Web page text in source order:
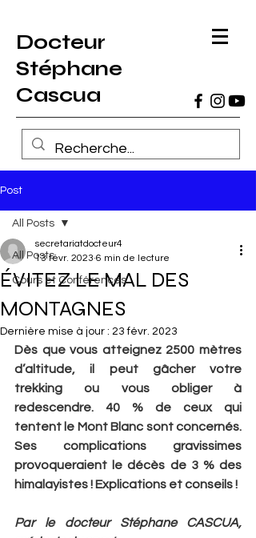
Docteur
Stéphane
Cascua
Post
All Posts
Cours et Conférences
All Posts
ÉVITEZ LE MAL DES
MONTAGNES
secretariatdocteur4
13 févr. 2023 6 min de lecture
Dernière mise à jour : 23 févr. 2023
Dès que vous atteignez 2500 mètres
d’altitude, il peut gâcher votre
trekking ou vous obliger à
redescendre. 40 % de ceux qui
tentent le Mont Blanc sont concernés.
Ses complications gravissimes
provoqueraient le décès de 3 % des
himalayistes ! Explications et conseils !
Par le docteur Stéphane CASCUA,